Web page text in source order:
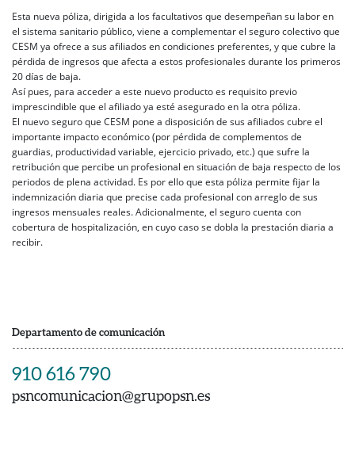
Esta nueva póliza, dirigida a los facultativos que desempeñan su labor en
el sistema sanitario público, viene a complementar el seguro colectivo que
CESM ya ofrece a sus afiliados en condiciones preferentes, y que cubre la
pérdida de ingresos que afecta a estos profesionales durante los primeros
20 días de baja.
Así pues, para acceder a este nuevo producto es requisito previo
imprescindible que el afiliado ya esté asegurado en la otra póliza.
El nuevo seguro que CESM pone a disposición de sus afiliados cubre el
importante impacto económico (por pérdida de complementos de
guardias, productividad variable, ejercicio privado, etc.) que sufre la
retribución que percibe un profesional en situación de baja respecto de los
periodos de plena actividad. Es por ello que esta póliza permite fijar la
indemnización diaria que precise cada profesional con arreglo de sus
ingresos mensuales reales. Adicionalmente, el seguro cuenta con
cobertura de hospitalización, en cuyo caso se dobla la prestación diaria a
recibir.
Departamento de comunicación
910 616 790
psncomunicacion@grupopsn.es